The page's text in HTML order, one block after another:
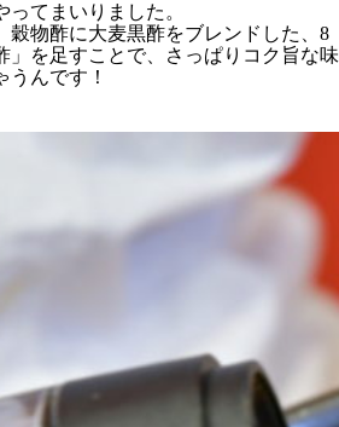
てまいりました。
穀物酢に大麦黒酢をブレンドした、8
」を足すことで、さっぱりコク旨な味
うんです！